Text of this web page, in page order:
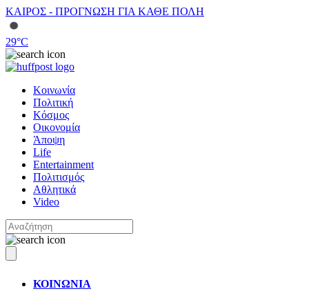
ΚΑΙΡΟΣ - ΠΡΟΓΝΩΣΗ ΓΙΑ ΚΑΘΕ ΠΟΛΗ
29°C
Κοινωνία
Πολιτική
Κόσμος
Οικονομία
Άποψη
Life
Entertainment
Πολιτισμός
Αθλητικά
Video
ΚΟΙΝΩΝΙΑ